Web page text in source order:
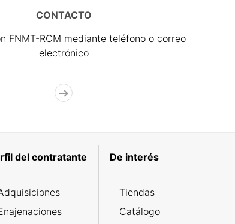
CONTACTO
FNMT-RCM mediante teléfono o correo
electrónico
del contratante De interés
Tiendas
Catálogo